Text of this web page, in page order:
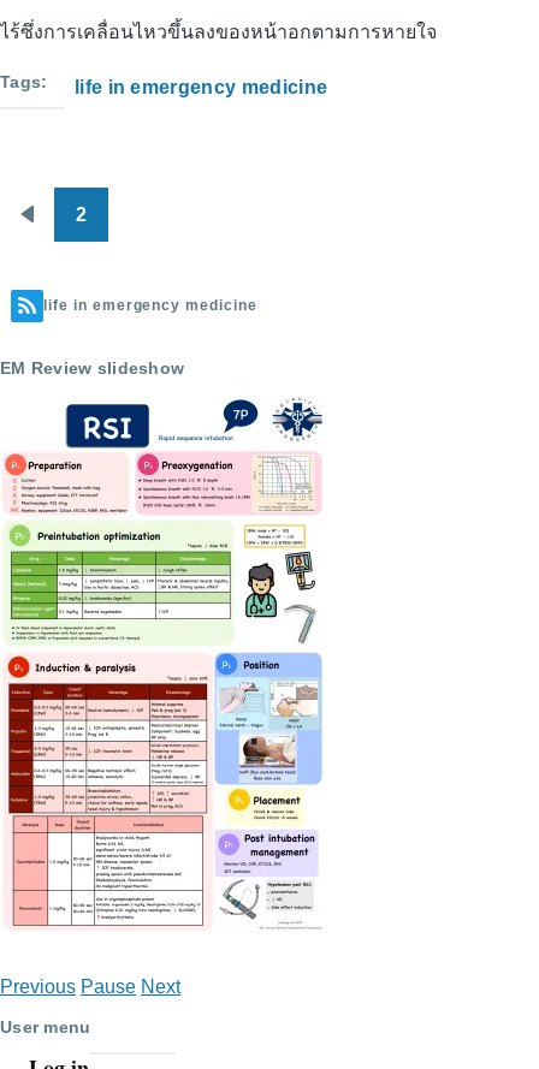
ไร้ซึ่งการเคลื่อนไหวขึ้นลงของหน้าอกตามการหายใจ
Tags life in emergency medicine
Pagination
2
life in emergency medicine
EM Review slideshow
Previous Pause Next
User menu